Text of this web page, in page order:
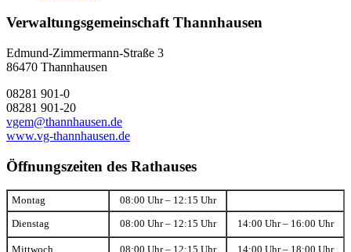
Verwaltungsgemeinschaft Thannhausen
Edmund-Zimmermann-Straße 3
86470 Thannhausen
08281 901-0
08281 901-20
vgem@thannhausen.de
www.vg-thannhausen.de
Öffnungszeiten des Rathauses
Montag 08:00 Uhr – 12:15 Uhr
Dienstag 08:00 Uhr – 12:15 Uhr 14:00 Uhr – 16:00 Uhr